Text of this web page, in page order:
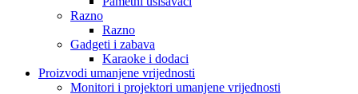
Razno
Razno
Gadgeti i zabava
Karaoke i dodaci
Proizvodi umanjene vrijednosti
Monitori i projektori umanjene vrijednosti